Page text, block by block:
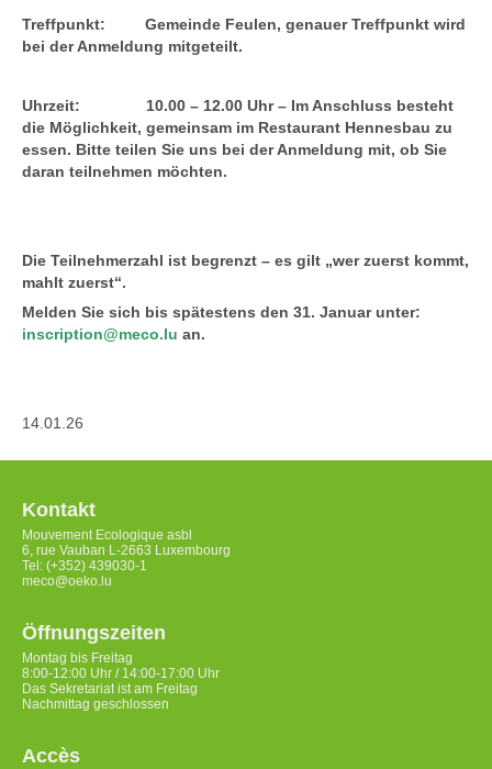
Treffpunkt: Gemeinde Feulen, genauer Treffpunkt wird
bei der Anmeldung mitgeteilt.
Uhrzeit: 10.00 – 12.00 Uhr – Im Anschluss besteht
die Möglichkeit, gemeinsam im Restaurant Hennesbau zu
essen. Bitte teilen Sie uns bei der Anmeldung mit, ob Sie
daran teilnehmen möchten.
Die Teilnehmerzahl ist begrenzt – es gilt „wer zuerst kommt,
mahlt zuerst“.
Melden Sie sich bis spätestens den 31. Januar unter:
inscription@meco.lu an.
14.01.26
Kontakt
Mouvement Ecologique asbl
6, rue Vauban L-2663 Luxembourg
Tel: (+352) 439030-1
meco@oeko.lu
Öffnungszeiten
Montag bis Freitag
8:00-12:00 Uhr / 14:00-17:00 Uhr
Das Sekretariat ist am Freitag
Nachmittag geschlossen
Accès